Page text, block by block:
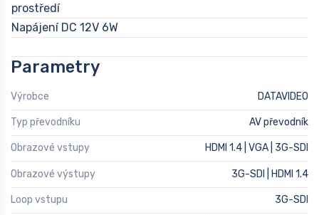
prostředí
Napájení DC 12V 6W
Parametry
Výrobce DATAVIDEO
Typ převodníku AV převodník
Obrazové vstupy HDMI 1.4 | VGA | 3G-SDI
Obrazové výstupy 3G-SDI | HDMI 1.4
Loop vstupu 3G-SDI